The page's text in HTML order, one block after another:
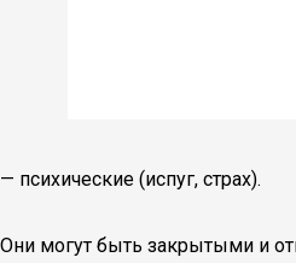
— психические (испуг, страх).
Они могут быть закрытыми и